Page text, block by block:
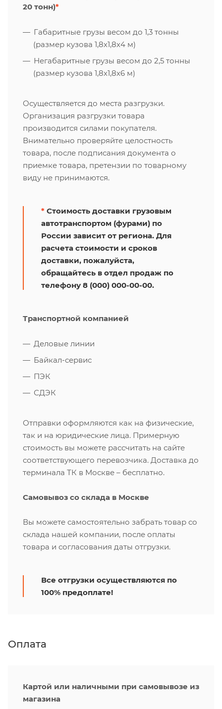
20 тонн)*
Габаритные грузы весом до 1,3 тонны
(размер кузова 1,8х1,8х4 м)
Негабаритные грузы весом до 2,5 тонны
(размер кузова 1,8х1,8х6 м)
Осуществляется до места разгрузки.
Организация разгрузки товара
производится силами покупателя.
Внимательно проверяйте целостность
товара, после подписания документа о
приемке товара, претензии по товарному
виду не принимаются.
* Стоимость доставки грузовым
автотранспортом (фурами) по
России зависит от региона. Для
расчета стоимости и сроков
доставки, пожалуйста,
обращайтесь в отдел продаж по
телефону 8 (000) 000-00-00.
Транспортной компанией
Деловые линии
Байкал-сервис
ПЭК
СДЭК
Отправки оформляются как на физические,
так и на юридические лица. Примерную
стоимость вы можете рассчитать на сайте
соответствующего перевозчика. Доставка до
терминала ТК в Москве – бесплатно.
Самовывоз со склада в Москве
Вы можете самостоятельно забрать товар со
склада нашей компании, после оплаты
товара и согласования даты отгрузки.
Все отгрузки осуществляются по
100% предоплате!
Оплата
Картой или наличными при самовывозе из
магазина